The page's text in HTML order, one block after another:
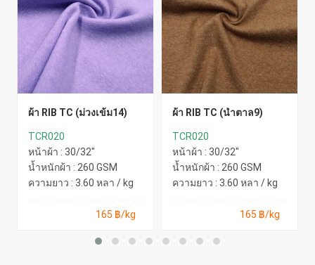
ผ้า RIB TC (ม่วงเข้ม14)
TCR020
หน้าผ้า : 30/32"
น้ำหนักผ้า : 260 GSM
ความยาว : 3.60 หลา / kg
165 ฿/kg
ผ้า RIB TC (น้ำตาล9)
TCR020
หน้าผ้า : 30/32"
น้ำหนักผ้า : 260 GSM
ความยาว : 3.60 หลา / kg
165 ฿/kg